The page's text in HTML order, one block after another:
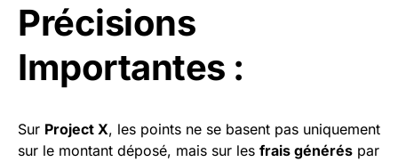
Précisions
Importantes :
Sur Project X, les points ne se basent pas uniquement
sur le montant déposé, mais sur les frais générés par